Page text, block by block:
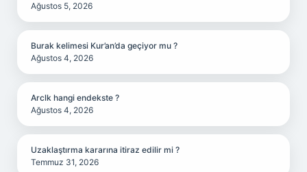
Ağustos 5, 2026
Burak kelimesi Kur’an’da geçiyor mu ?
Ağustos 4, 2026
Arclk hangi endekste ?
Ağustos 4, 2026
Uzaklaştırma kararına itiraz edilir mi ?
Temmuz 31, 2026